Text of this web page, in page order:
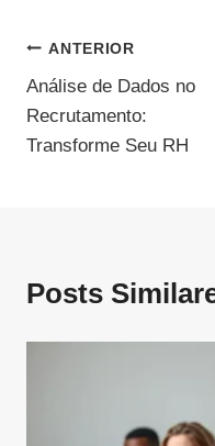
Navegação
De
Post
ANTERIOR
Análise de Dados no
Recrutamento:
Transforme Seu RH
Posts